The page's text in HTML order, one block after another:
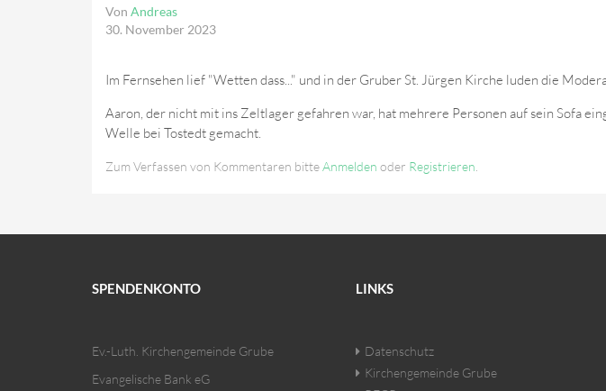
Von Andreas
30. November 2023
Im Fernsehen lief "Wetten dass..." und in der Gruber St. Jürgen Kirche luden die
Aaron, der nicht mit ins Zeltlager gefahren war, hat mehrere Personen auf sein Sofa
Welle bei Tostedt gemacht.
Zum Verfassen von Kommentaren bitteAnmelden oder Registrieren
SPENDENKONTO
Ev.-Luth. Kirchengemeinde Grube
Evangelische Bank eG
LINKS
Datenschutz
Kirchengemeinde Grube